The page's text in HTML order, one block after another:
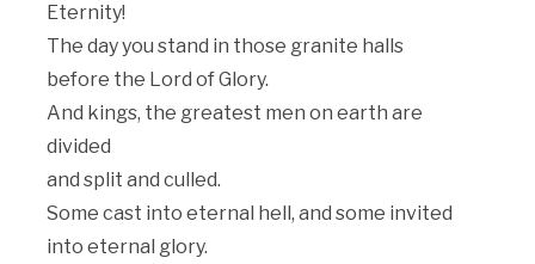
Eternity!
The day you stand in those granite halls
before the Lord of Glory.
And kings, the greatest men on earth are
divided
and split and culled.
Some cast into eternal hell, and some invited
into eternal glory.